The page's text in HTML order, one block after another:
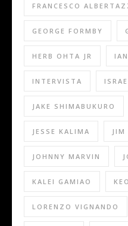
FRANCESCO
GEORGE FORMBY
HERB OHTA JR
INTERVISTA
JAKE SHIMABUKURO
JESSE KALIMA JIM
JOHNNY MARVIN
KALEI GAMIAO
LORENZO VIGNANDO